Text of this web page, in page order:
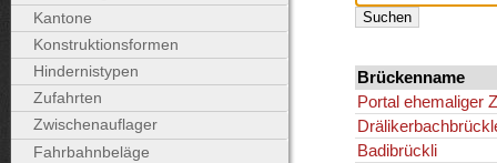
Brückenname
Portal ehemaliger
Badibrückli
Kantone
Konstruktionsformen
Hindernistypen
Zufahrten
Zwischenauflager
Fahrbahnbeläge